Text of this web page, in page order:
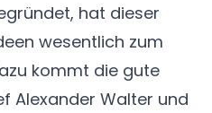
hat dieser
wesentlich zum
kommt die gute
Alexander Walter und